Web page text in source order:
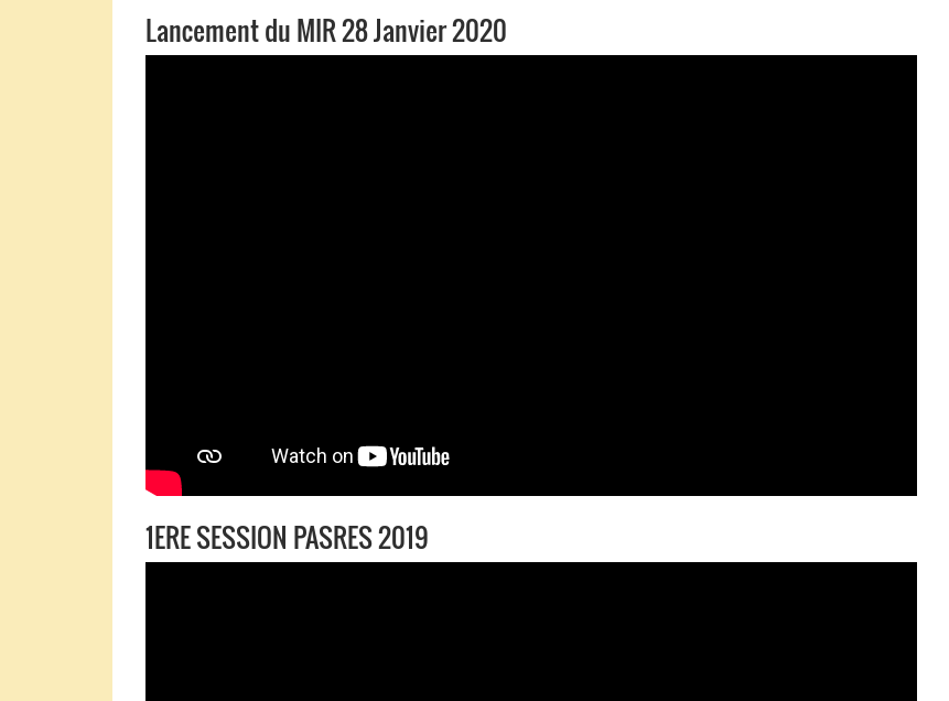
Lancement du MIR 28 Janvier 2020
1ERE SESSION PASRES 2019